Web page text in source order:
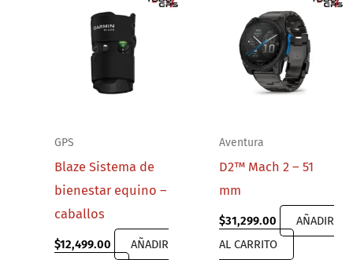
GPS
Blaze Sistema de
bienestar equino –
caballos
$12,499.00
AÑADIR
Aventura
D2™ Mach 2 – 51
mm
$31,299.00
AÑADIR
AL CARRITO